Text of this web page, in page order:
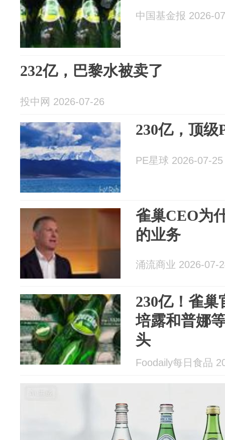
中国基金报 2026-
232亿，巴黎水被卖了
投中网 2026-07-26
230亿，顶级
PE星球 2026-07-25
雀巢CEO为
的业务
涌流商业 2026-07-
230亿！雀
培露和普娜
头
Foodaily每日食品